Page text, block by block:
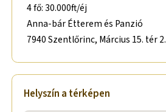
4 fő: 30.000ft/éj
Anna-bár Étterem és Panzió
7940 Szentlőrinc, Március 15. tér 2.
Helyszín a térképen